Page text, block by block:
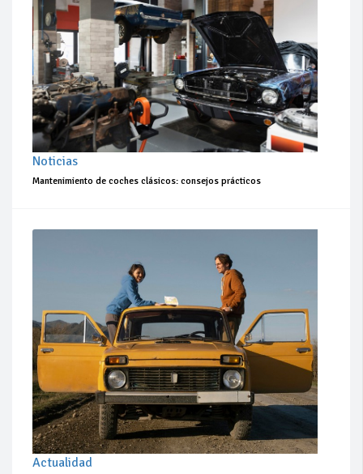
Noticias
Mantenimiento de coches clásicos: consejos prácticos
Actualidad